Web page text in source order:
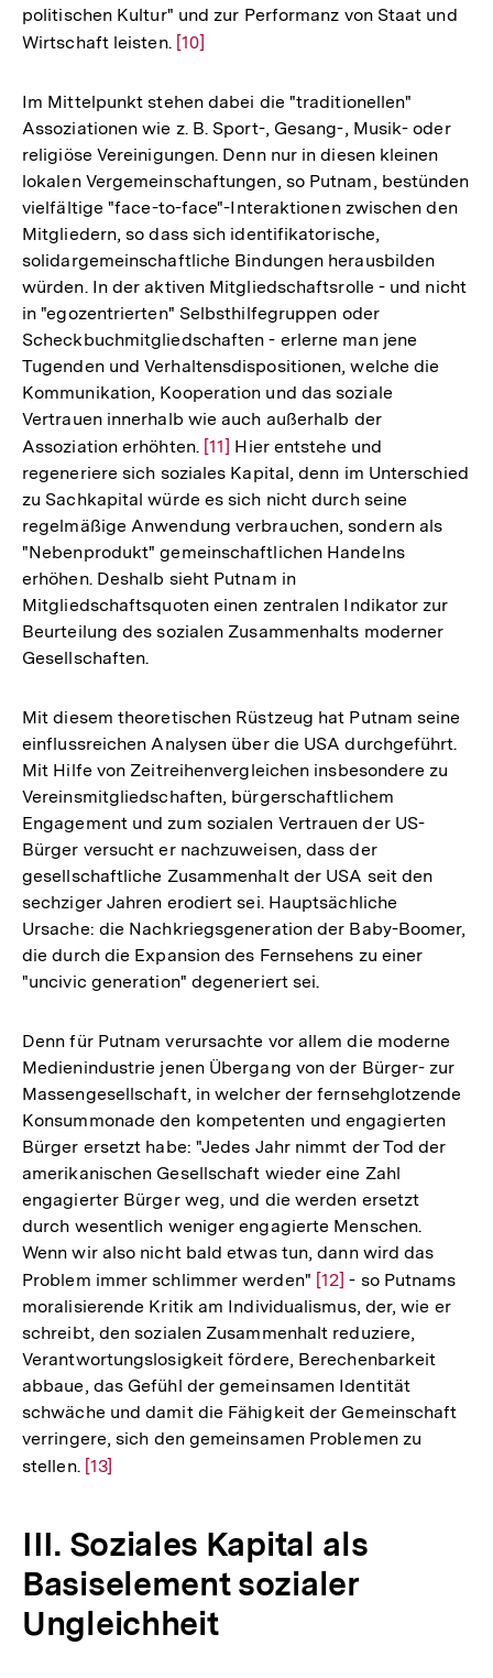
politischen Kultur" und zur Performanz von Staat und
Wirtschaft leisten. Zur
der
Fußnote
[10]
Im Mittelpunkt stehen dabei die "traditionellen"
Assoziationen wie z. B. Sport-, Gesang-, Musik- oder
religiöse Vereinigungen. Denn nur in diesen kleinen
lokalen Vergemeinschaftungen, so Putnam, bestünden
vielfältige "face-to-face"-Interaktionen zwischen den
Mitgliedern, so dass sich identifikatorische,
solidargemeinschaftliche Bindungen herausbilden
würden. In der aktiven Mitgliedschaftsrolle - und nicht
in "egozentrierten" Selbsthilfegruppen oder
Scheckbuchmitgliedschaften - erlerne man jene
Tugenden und Verhaltensdispositionen, welche die
Kommunikation, Kooperation und das soziale
Vertrauen innerhalb wie auch außerhalb der
Assoziation erhöhten. Zur
Auflösung
der
Fußnote
[11] Hier entstehe und
regeneriere sich soziales Kapital, denn im Unterschied
zu Sachkapital würde es sich nicht durch seine
regelmäßige Anwendung verbrauchen, sondern als
"Nebenprodukt" gemeinschaftlichen Handelns
erhöhen. Deshalb sieht Putnam in
Mitgliedschaftsquoten einen zentralen Indikator zur
Beurteilung des sozialen Zusammenhalts moderner
Gesellschaften.
Mit diesem theoretischen Rüstzeug hat Putnam seine
einflussreichen Analysen über die USA durchgeführt.
Mit Hilfe von Zeitreihenvergleichen insbesondere zu
Vereinsmitgliedschaften, bürgerschaftlichem
Engagement und zum sozialen Vertrauen der US-
Bürger versucht er nachzuweisen, dass der
gesellschaftliche Zusammenhalt der USA seit den
sechziger Jahren erodiert sei. Hauptsächliche
Ursache: die Nachkriegsgeneration der Baby-Boomer,
die durch die Expansion des Fernsehens zu einer
"uncivic generation" degeneriert sei.
Denn für Putnam verursachte vor allem die moderne
Medienindustrie jenen Übergang von der Bürger- zur
Massengesellschaft, in welcher der fernsehglotzende
Konsummonade den kompetenten und engagierten
Bürger ersetzt habe: "Jedes Jahr nimmt der Tod der
amerikanischen Gesellschaft wieder eine Zahl
engagierter Bürger weg, und die werden ersetzt
durch wesentlich weniger engagierte Menschen.
Wenn wir also nicht bald etwas tun, dann wird das
Problem immer schlimmer werden" Zur
Auflösung
der
Fußnote
[12] - so Putnams
moralisierende Kritik am Individualismus, der, wie er
schreibt, den sozialen Zusammenhalt reduziere,
Verantwortungslosigkeit fördere, Berechenbarkeit
abbaue, das Gefühl der gemeinsamen Identität
schwäche und damit die Fähigkeit der Gemeinschaft
verringere, sich den gemeinsamen Problemen zu
stellen. Zur
Fußnote
[13]
III. Soziales Kapital als
Basiselement sozialer
Ungleichheit